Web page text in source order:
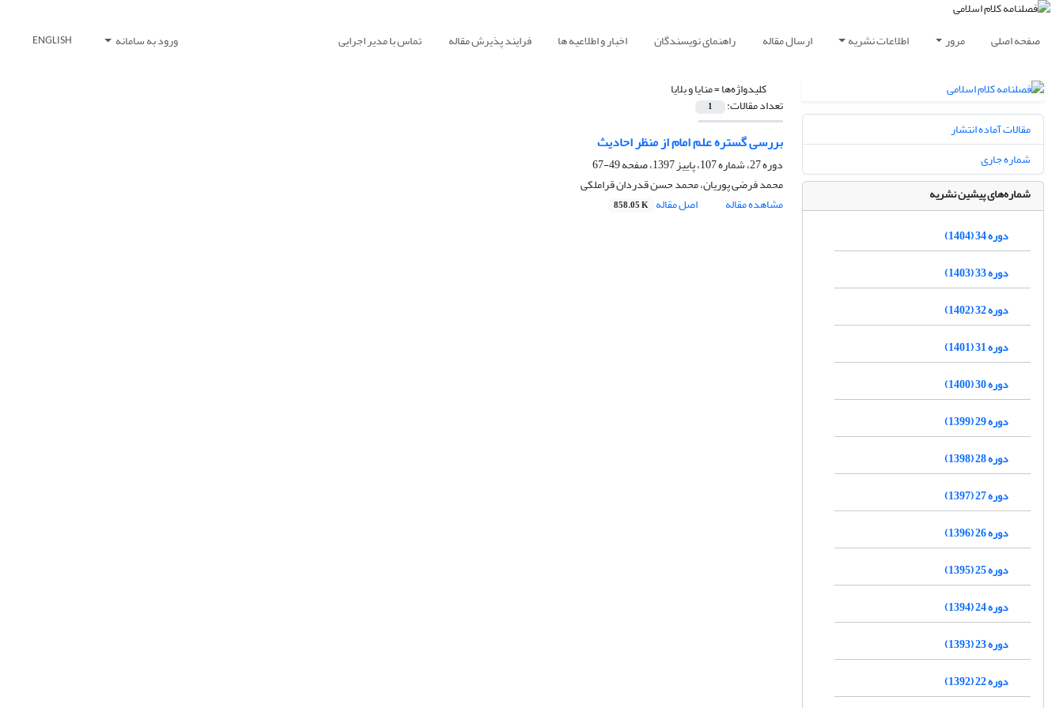
صفحه اصلی مرور اطلاعات نشریه ارسال مقاله راهنمای نویسندگان اخبار و اطلاعیه ها فرایند پذیرش مقاله تماس با مدیر اجرایی ورود به سامانه ENGLISH
کلیدواژه‌ها =منایا و بلایا
تعداد مقالات: 1
بررسی گستره علم امام از منظر احادیث
دوره 27، شماره 107، پاییز 1397، صفحه
49-67
محمد فرضی پوریان، محمد حسن قدردان قراملکی
مشاهده مقاله
اصل مقاله 858.05 K
مقالات آماده انتشار
شماره جاری
شماره‌های پیشین نشریه
دوره 34 (1404)
دوره 33 (1403)
دوره 32 (1402)
دوره 31 (1401)
دوره 30 (1400)
دوره 29 (1399)
دوره 28 (1398)
دوره 27 (1397)
دوره 26 (1396)
دوره 25 (1395)
دوره 24 (1394)
دوره 23 (1393)
دوره 22 (1392)